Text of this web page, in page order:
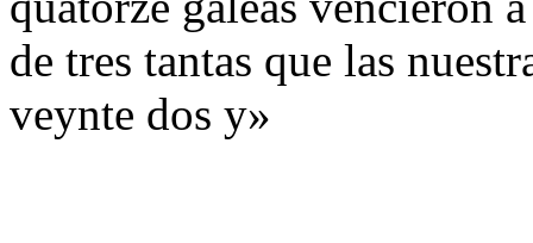
de tres tantas que las
veynte dos y»